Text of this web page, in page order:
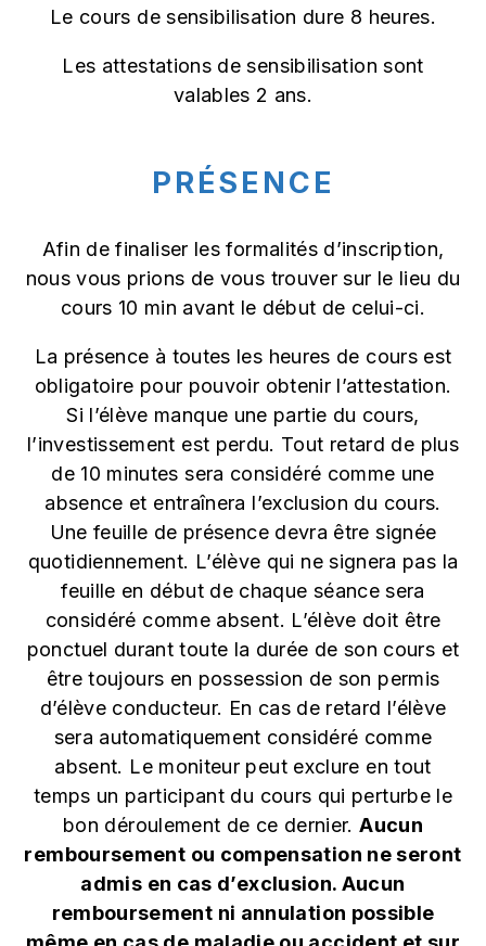
Le cours de sensibilisation dure 8 heures.
Les attestations de sensibilisation sont
valables 2 ans.
PRÉSENCE
Afin de finaliser les formalités d’inscription,
nous vous prions de vous trouver sur le lieu du
cours 10 min avant le début de celui-ci.
La présence à toutes les heures de cours est
obligatoire pour pouvoir obtenir l’attestation.
Si l’élève manque une partie du cours,
l’investissement est perdu. Tout retard de plus
de 10 minutes sera considéré comme une
absence et entraînera l’exclusion du cours.
Une feuille de présence devra être signée
quotidiennement. L’élève qui ne signera pas la
feuille en début de chaque séance sera
considéré comme absent. L’élève doit être
ponctuel durant toute la durée de son cours et
être toujours en possession de son permis
d’élève conducteur. En cas de retard l’élève
sera automatiquement considéré comme
absent. Le moniteur peut exclure en tout
temps un participant du cours qui perturbe le
bon déroulement de ce dernier.Aucun
remboursement ou compensation ne seront
admis en cas d’exclusion. Aucun
remboursement ni annulation possible